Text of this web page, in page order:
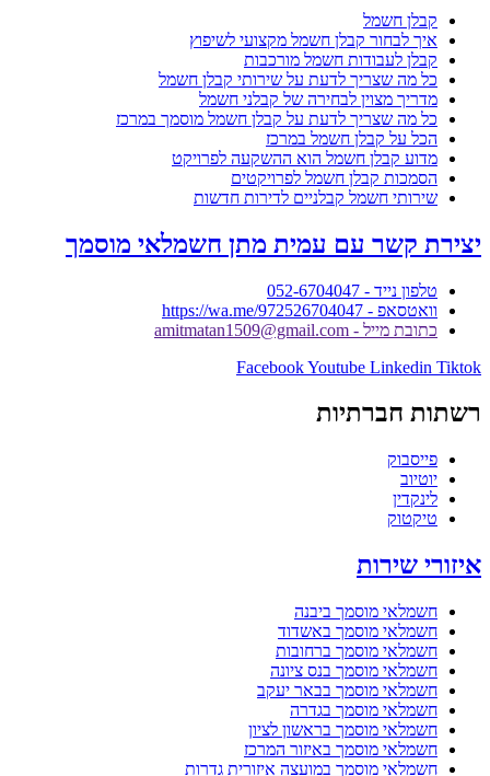
קבלן חשמל
איך לבחור קבלן חשמל מקצועי לשיפוץ
קבלן לעבודות חשמל מורכבות
כל מה שצריך לדעת על שירותי קבלן חשמל
מדריך מצוין לבחירה של קבלני חשמל
כל מה שצריך לדעת על קבלן חשמל מוסמך במרכז
הכל על קבלן חשמל במרכז
מדוע קבלן חשמל הוא ההשקעה לפרויקט
הסמכות קבלן חשמל לפרויקטים
שירותי חשמל קבלניים לדירות חדשות
יצירת קשר עם עמית מתן חשמלאי מוסמך
טלפון נייד - 052-6704047
וואטסאפ - https://wa.me/972526704047
כתובת מייל - amitmatan1509@gmail.com
FacebookYoutube Linkedin Tiktok
רשתות חברתיות
פייסבוק
יוטיוב
לינקדין
טיקטוק
איזורי שירות
חשמלאי מוסמך ביבנה
חשמלאי מוסמך באשדוד
חשמלאי מוסמך ברחובות
חשמלאי מוסמך בנס ציונה
חשמלאי מוסמך בבאר יעקב
חשמלאי מוסמך בגדרה
חשמלאי מוסמך בראשון לציון
חשמלאי מוסמך באיזור המרכז
חשמלאי מוסמך במועצה איזורית גדרות